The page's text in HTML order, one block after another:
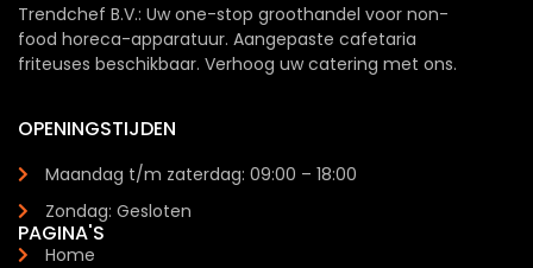
Trendchef B.V.: Uw one-stop groothandel voor non-
food horeca-apparatuur. Aangepaste cafetaria
friteuses beschikbaar. Verhoog uw catering met ons.
OPENINGSTIJDEN
Maandag t/m zaterdag: 09:00 – 18:00
Zondag: Gesloten
PAGINA'S
Home